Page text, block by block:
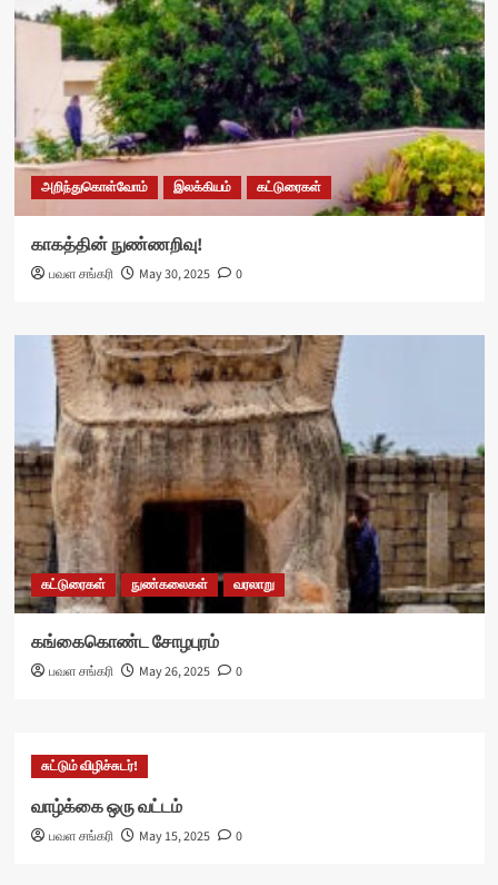
அறிந்துகொள்வோம் இலக்கியம் கட்டுரைகள்
காகத்தின் நுண்ணறிவு!
பவள சங்கரி May 30, 2025 0
கட்டுரைகள் நுண்கலைகள் வரலாறு
கங்கைகொண்ட சோழபுரம்
பவள சங்கரி May 26, 2025 0
சுட்டும் விழிச்சுடர்!
வாழ்க்கை ஒரு வட்டம்
பவள சங்கரி May 15, 2025 0